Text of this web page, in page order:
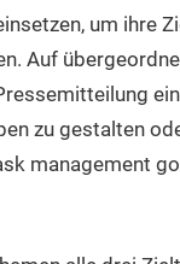
um ihre
Auf
zu gestalten
management